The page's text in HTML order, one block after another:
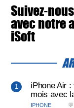
Suivez-nous
avec notre
iSoft
iPhone Air
mois avec
IPHONE